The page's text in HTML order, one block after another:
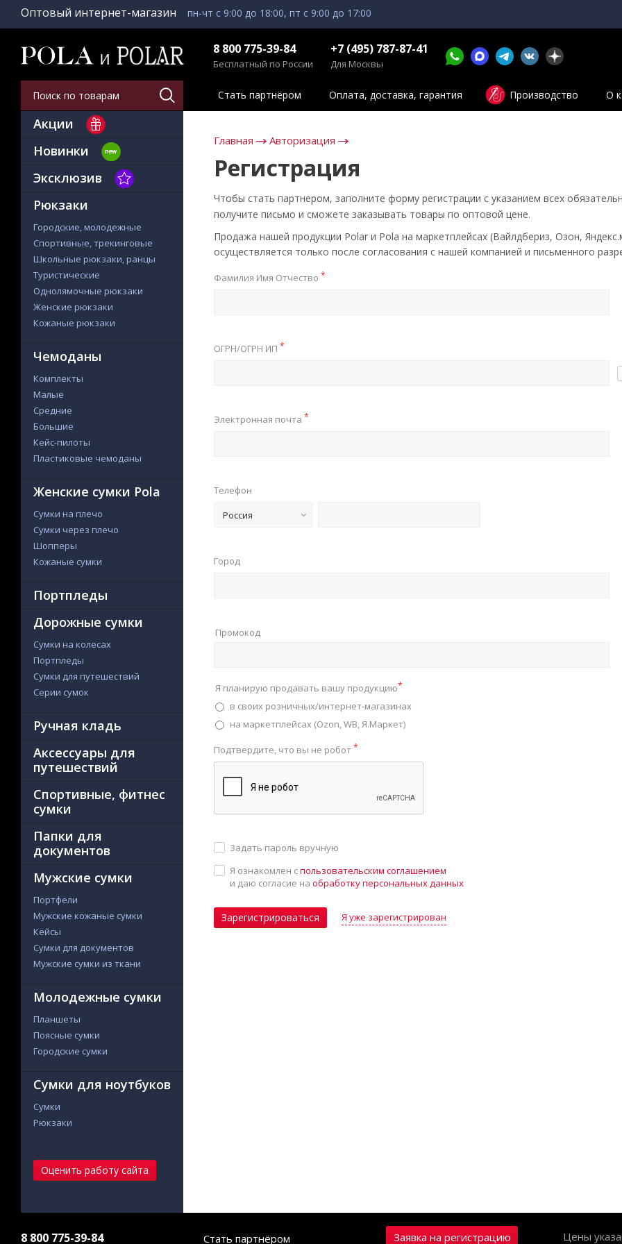
Оптовый интернет-магазин пн-чт с 9:00 до 18:00, пт с 9:00 до 17:00
8 800 775-39-84
Бесплатный по России
+7 (495) 787-87-41
Для Москвы
Стать партнёром Оплата, доставка, гарантия Производство О
Акции
Новинки
Эксклюзив
Рюкзаки
Городские, молодежные
Спортивные, трекинговые
Школьные рюкзаки, ранцы
Туристические
Однолямочные рюкзаки
Женские рюкзаки
Кожаные рюкзаки
Чемоданы
Комплекты
Малые
Средние
Большие
Кейс-пилоты
Пластиковые чемоданы
Женские сумки Pola
Сумки на плечо
Сумки через плечо
Шопперы
Кожаные сумки
Портпледы
Дорожные сумки
Сумки на колесах
Портпледы
Сумки для путешествий
Серии сумок
Ручная кладь
Аксессуары для
путешествий
Спортивные, фитнес
сумки
Папки для
документов
Мужские сумки
Портфели
Мужские кожаные сумки
Кейсы
Сумки для документов
Мужские сумки из ткани
Молодежные сумки
Планшеты
Поясные сумки
Городские сумки
Сумки для ноутбуков
Сумки
Рюкзаки
Оценить работу сайта
Главная Авторизация
Регистрация
Чтобы стать партнером, заполните форму регистрации с указанием всех
получите письмо и сможете заказывать товары по оптовой цене.
Продажа нашей продукции Polar и Pola на маркетплейсах (Вайлдбериз, Озон,
осуществляется только после согласования с нашей компанией и письменного
Фамилия Имя Отчество *
ОГРН/ОГРН ИП *
Электронная почта *
Телефон
Россия
Город
Промокод
Я планирую продавать вашу продукцию*
в своих розничных/интернет-магазинах
на маркетплейсах (Ozon, WB, Я.Маркет)
Подтвердите, что вы не робот*
Задать пароль вручную
Я ознакомлен спользовательским соглашением
и даю согласие на обработку персональных данных
Зарегистрироваться Я уже зарегистрирован
8 800 775-39-84 Стать партнёром Заявка на регистрацию Цены